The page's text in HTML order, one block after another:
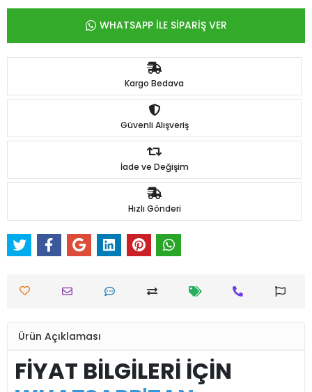
WHATSAPP İLE SİPARİŞ VER
Kargo Bedava
Güvenli Alışveriş
İade ve Değişim
Hızlı Gönderi
Ürün Açıklaması
FİYAT BİLGİLERİ İÇİN